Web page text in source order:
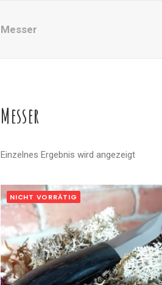
Messer
Messer
Einzelnes Ergebnis wird angezeigt
NICHT VORRÄTIG